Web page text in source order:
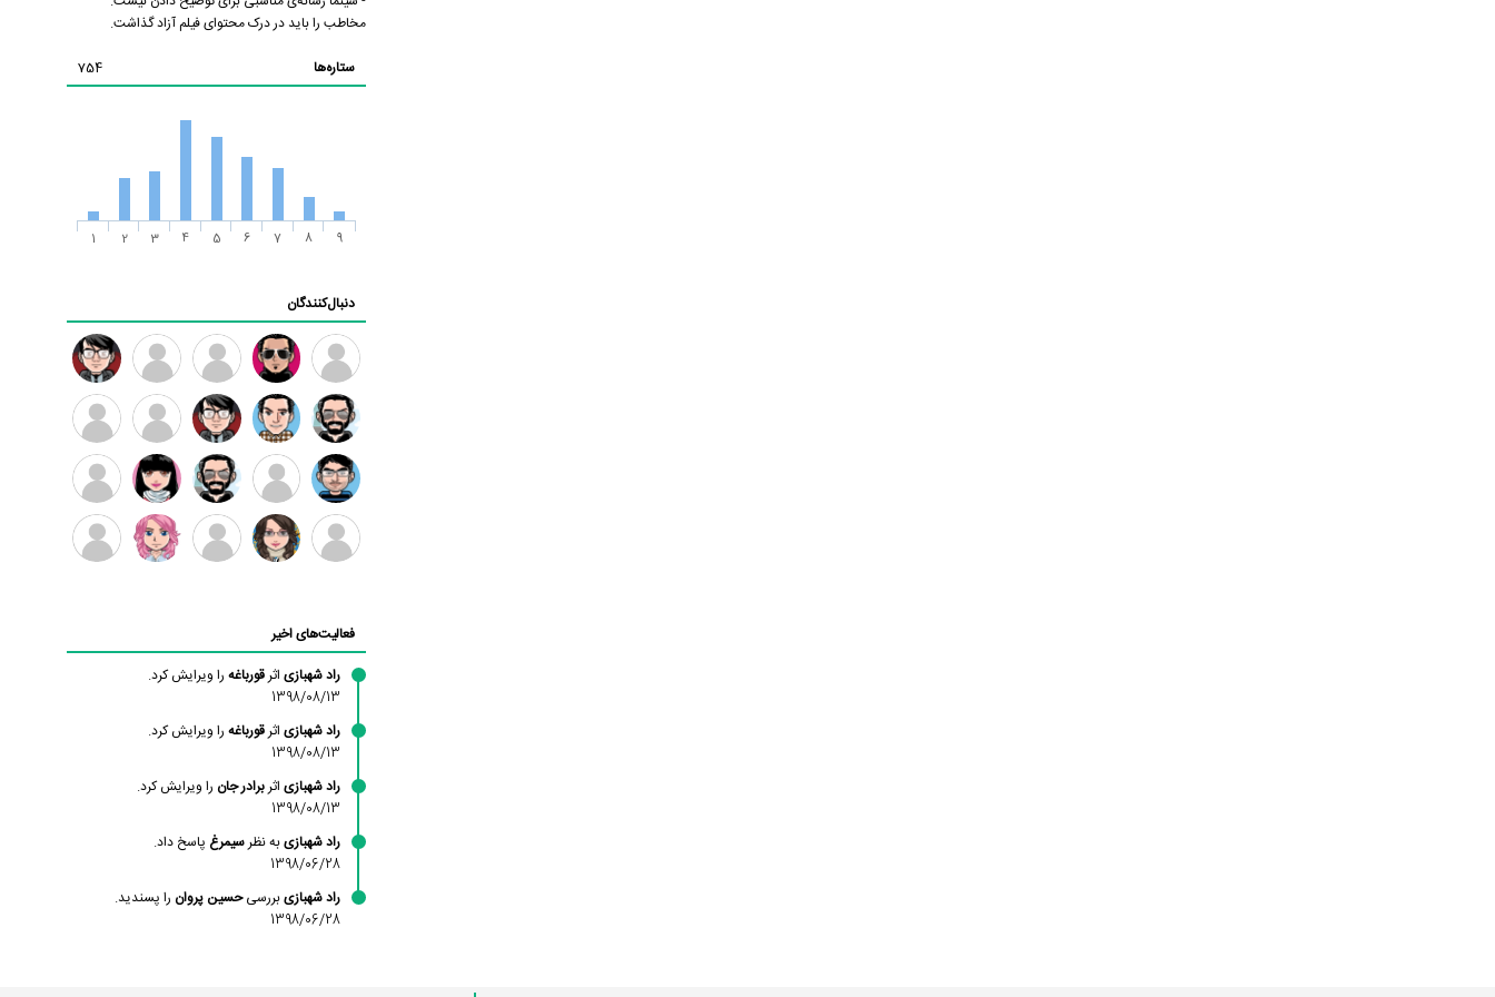
مخاطب را باید در درک محتوای فیلم آزاد گذاشت.
ستاره‌ها
754
1 2 3 4 5 6 7 8 9
دنبال‌کنندگان
ممدرضا
رضا
کاظمی
زهرا ~ ابتین
سید
محمد
موسوی
مهدی
فرهمند
مهدی
سلطانی
داود
رضیی
طرفدار
میلی
بابی
براون
کیوان
کیانی
سامان
راحمی
امیردلتا امیروو
ملیکا
منتظری
عارفه
داستانپور
فعالیت‌های اخیر
راد شهبازیاثرقورباغهرا ویرایش کرد.
1398/08/13
راد شهبازیاثرقورباغهرا ویرایش کرد.
1398/08/13
راد شهبازیاثربرادر جان را ویرایش کرد.
1398/08/13
راد شهبازیبه نظرسیمرغ پاسخ داد.
1398/06/28
راد شهبازیبررسیحسین پروان را پسندید.
1398/06/28